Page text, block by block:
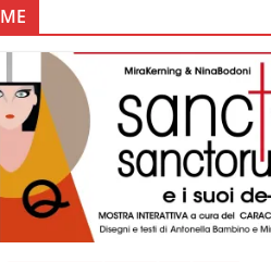
ME